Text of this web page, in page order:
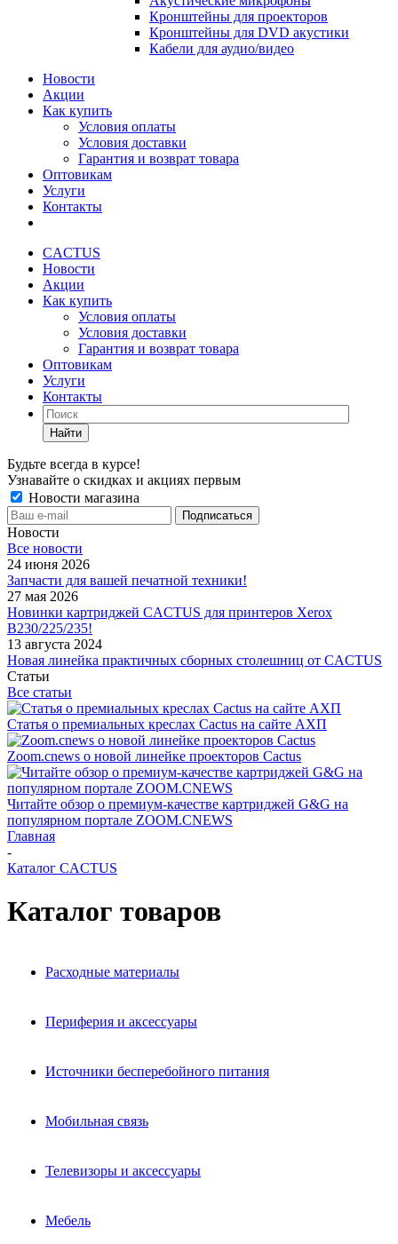
Кронштейны для проекторов
Кронштейны для DVD акустики
Кабели для аудио/видео
Новости
Акции
Как купить
Условия оплаты
Условия доставки
Гарантия и возврат товара
Оптовикам
Услуги
Контакты
CACTUS
Новости
Акции
Как купить
Условия оплаты
Условия доставки
Гарантия и возврат товара
Оптовикам
Услуги
Контакты
Найти
Будьте всегда в курсе!
Узнавайте о скидках и акциях первым
Новости магазина
Новости
Все новости
24 июня 2026
Запчасти для вашей печатной техники!
27 мая 2026
Новинки картриджей CACTUS для принтеров Xerox
B230/225/235!
13 августа 2024
Новая линейка практичных сборных столешниц от CACTUS
Статьи
Все статьи
Статья о премиальных креслах Cactus на сайте АХП
Zoom.cnews о новой линейке проекторов Cactus
Читайте обзор о премиум-качестве картриджей G&G на
популярном портале ZOOM.CNEWS
Главная
-
Каталог CACTUS
Каталог товаров
Расходные материалы
Периферия и аксессуары
Источники бесперебойного питания
Мобильная связь
Телевизоры и аксессуары
Мебель